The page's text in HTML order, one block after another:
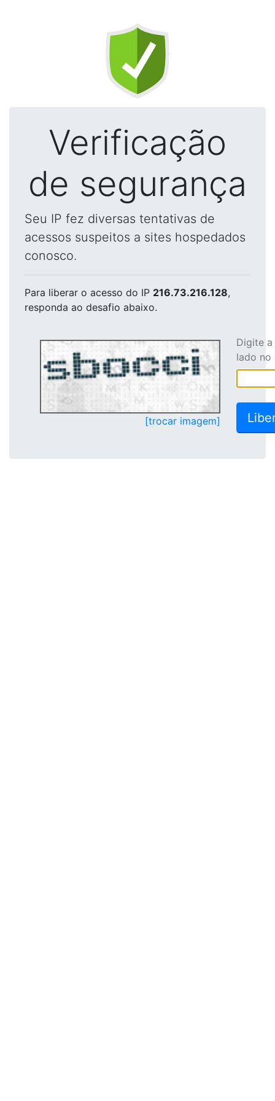
Verificação
de segurança
Seu IP fez diversas tentativas de
acessos suspeitos a sites hospedados
conosco.
Para liberar o acesso do IP 216.73.216.128,
responda ao desafio abaixo.
[trocar imagem]
Digite
lado no